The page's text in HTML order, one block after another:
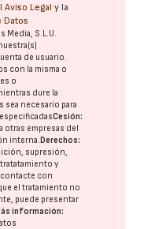
Aviso Legal y la
Datos
Media, S.L.U.
de usuario.
con la misma o
o
dure la
sea necesario para
Cesión:
otras empresas del
interna.Derechos:
supresión,
y
contacte con
el tratamiento no
puede presentar
información: